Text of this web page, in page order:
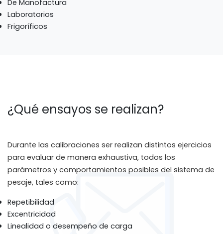
De Manofactura
Laboratorios
Frigoríficos
¿Qué ensayos se realizan?
Durante las calibraciones ser realizan distintos ejercicios
para evaluar de manera exhaustiva, todos los
parámetros y comportamientos posibles del sistema de
pesaje, tales como:
Repetibilidad
Excentricidad
Linealidad o desempeño de carga